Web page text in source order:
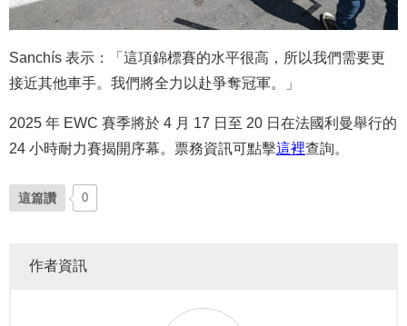
Sanchís 表示：「這項錦標賽的水平很高，所以我們需要更
接近其他車手。我們將全力以赴爭奪冠軍。」
2025 年 EWC 賽季將於 4 月 17 日至 20 日在法國利曼舉行的
24 小時耐力賽揭開序幕。票務資訊可點擊這裡查詢。
這篇讚 0
作者資訊